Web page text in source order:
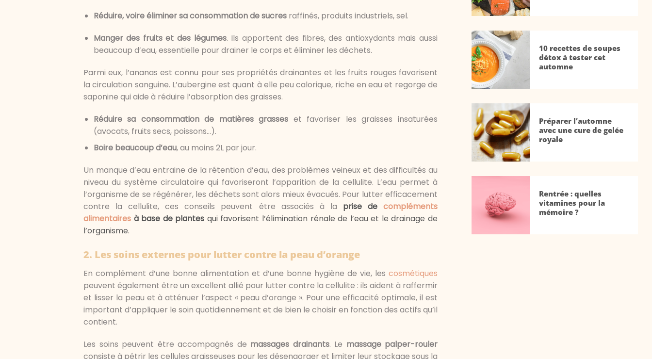
Réduire, voire éliminer sa consommation de sucresraffinés, produits industriels, sel.
Manger des fruits et des légumes. Ils apportent des fibres, des antioxydants mais aussi
beaucoup d’eau, essentielle pour drainer le corps et éliminer les déchets.
Parmi eux, l’ananas est connu pour ses propriétés drainantes et les fruits rouges favorisent
la circulation sanguine. L’aubergine est quant à elle peu calorique, riche en eau et regorge de
saponine qui aide à réduire l’absorption des graisses.
Réduire sa consommation de matières grasses et favoriser les graisses insaturées
(avocats, fruits secs, poissons…).
Boire beaucoup d’eau, au moins 2L par jour.
Un manque d’eau entraine de la rétention d’eau, des problèmes veineux et des difficultés au
niveau du système circulatoire qui favoriseront l’apparition de la cellulite. L’eau permet à
l’organisme de se régénérer, les déchets sont alors mieux évacués. Pour lutter efficacement
contre la cellulite, ces conseils peuvent être associés à la prise de compléments
alimentaires à base de plantes qui favorisent l’élimination rénale de l’eau et le drainage de
l’organisme.
2. Les soins externes pour lutter contre la peau d’orange
En complément d’une bonne alimentation et d’une bonne hygiène de vie, les cosmétiques
peuvent également être un excellent allié pour lutter contre la cellulite : ils aident à raffermir
et lisser la peau et à atténuer l’aspect « peau d’orange ». Pour une efficacité optimale, il est
important d’appliquer le soin quotidiennement et de bien le choisir en fonction des actifs qu’il
contient.
Les soins peuvent être accompagnés de massages drainants. Le massage palper-rouler
consiste à pétrir les cellules graisseuses pour les désengorger et limiter leur stockage sous la
10 recettes de soupes
détox à tester cet
automne
Préparer l’automne
avec une cure de gelée
royale
Rentrée : quelles
vitamines pour la
mémoire ?